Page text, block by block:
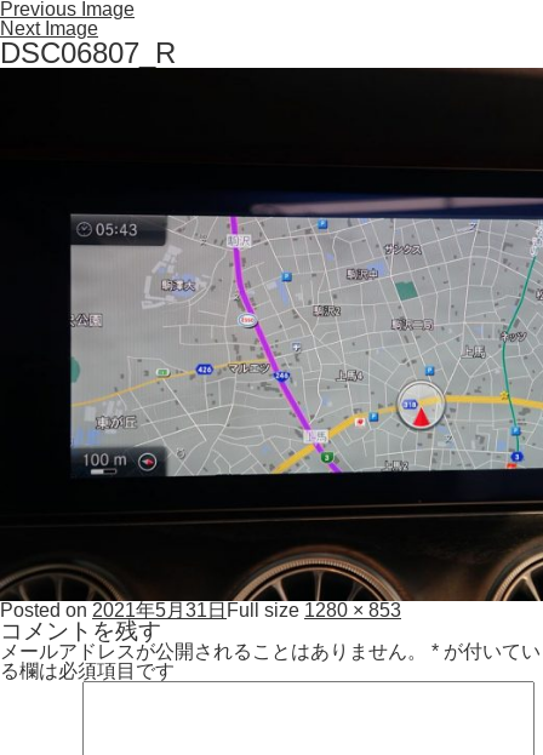
Previous Image
Next Image
DSC06807_R
Posted on 2021年5月31日 Full size 1280 × 853
コメントを残す
メールアドレスが公開されることはありません。 * が付いてい
る欄は必須項目です